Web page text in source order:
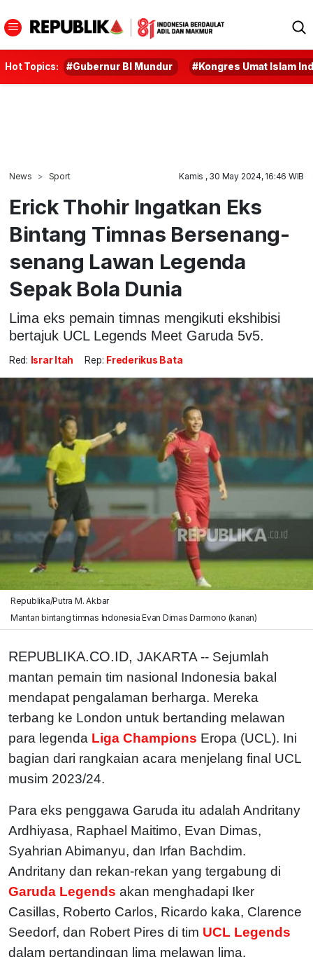
Hot Topics: #Gubernur BI Mundur #Kongres Umat Islam
News Sport Kamis , 30 May 2024, 16:46 WIB
Erick Thohir Ingatkan Eks
Bintang Timnas Bersenang-
senang Lawan Legenda
Sepak Bola Dunia
Lima eks pemain timnas mengikuti ekshibisi
bertajuk UCL Legends Meet Garuda 5v5.
Red: Israr Itah Rep: Frederikus Bata
Republika/Putra M. Akbar
Mantan bintang timnas Indonesia Evan Dimas Darmono (kanan)
REPUBLIKA.CO.ID, JAKARTA -- Sejumlah
mantan pemain tim nasional Indonesia bakal
mendapat pengalaman berharga. Mereka
terbang ke London untuk bertanding melawan
para legenda Liga Champions Eropa (UCL). Ini
bagian dari rangkaian acara menjelang final UCL
musim 2023/24.
Para eks penggawa Garuda itu adalah Andritany
Ardhiyasa, Raphael Maitimo, Evan Dimas,
Syahrian Abimanyu, dan Irfan Bachdim.
Andritany dan rekan-rekan yang tergabung di
Garuda Legends akan menghadapi Iker
Casillas, Roberto Carlos, Ricardo kaka, Clarence
Seedorf, dan Robert Pires di tim UCL Legends
dalam pertandingan lima melawan lima.